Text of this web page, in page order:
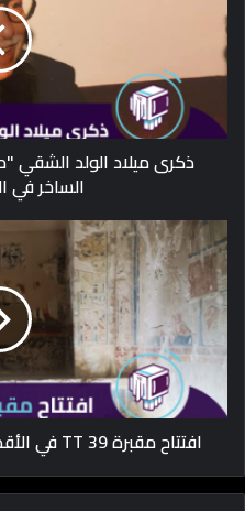
ذكرى ميلاد الولد الشقي
الساخر في
افتتاح مقبرة TT 39 في الأقصر بعد 19 سنة من الترميمات